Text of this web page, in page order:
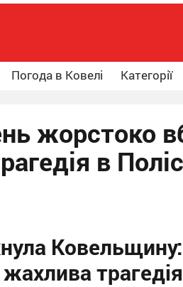
Погода в Ковелі Категорії
жорстоко
в
Ковельщину:
трагедія